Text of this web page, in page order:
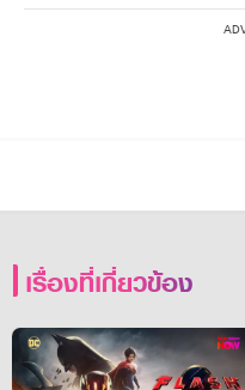
เรื่องที่เกี่ยวข้อง